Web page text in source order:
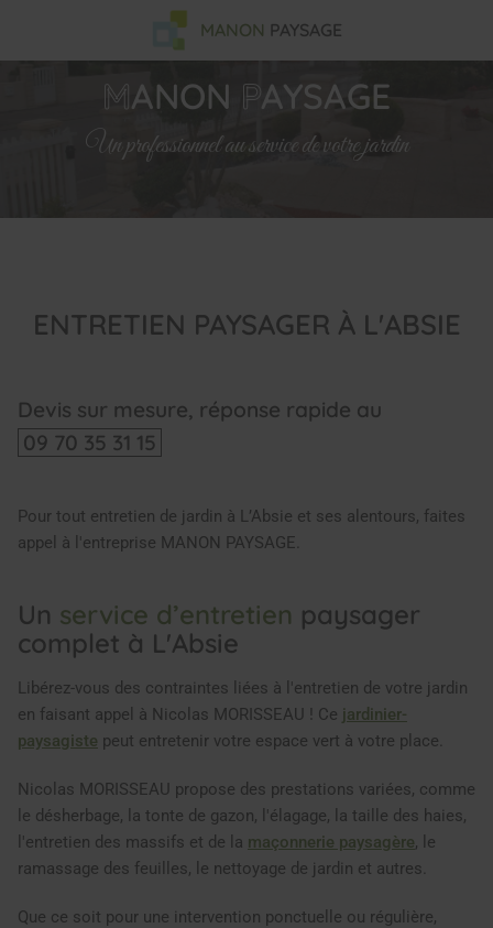
MANON PAYSAGE
Un professionnel au service de votre jardin
ENTRETIEN PAYSAGER À L'ABSIE
Devis sur mesure, réponse rapide au
09 70 35 31 15
Pour tout entretien de jardin à L’Absie et ses alentours, faites
appel à l'entreprise MANON PAYSAGE.
Un service d’entretien paysager
complet à L'Absie
Libérez-vous des contraintes liées à l'entretien de votre jardin
en faisant appel à Nicolas MORISSEAU ! Ce jardinier-
paysagiste peut entretenir votre espace vert à votre place.
Nicolas MORISSEAU propose des prestations variées, comme
le désherbage, la tonte de gazon, l'élagage, la taille des haies,
l'entretien des massifs et de la maçonnerie paysagère, le
ramassage des feuilles, le nettoyage de jardin et autres.
Que ce soit pour une intervention ponctuelle ou régulière,
MANON PAYSAGE